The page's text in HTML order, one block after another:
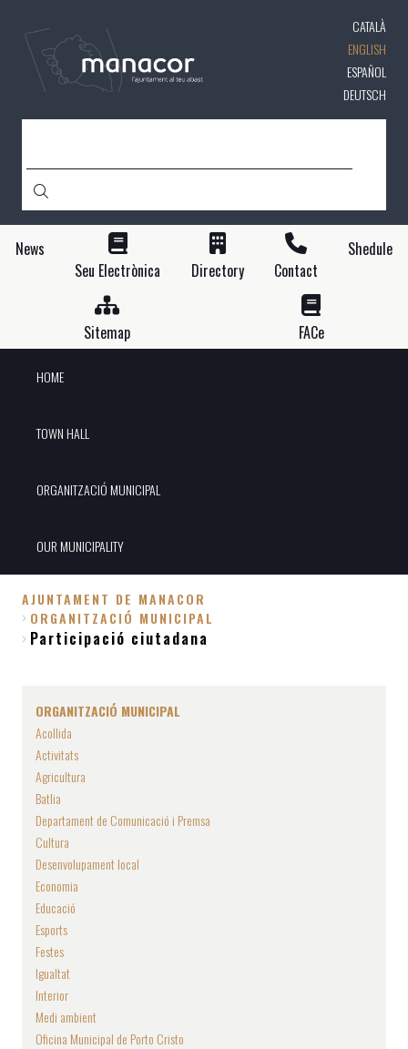
content
CATALÀ
ENGLISH
ESPAÑOL
DEUTSCH
News
Seu Electrònica
Directory Contact
Shedule
Sitemap FACe
HOME
TOWN HALL
ORGANITZACIÓ MUNICIPAL
OUR MUNICIPALITY
Breadcrumb
AJUNTAMENT DE MANACOR
ORGANITZACIÓ MUNICIPAL
Participació ciutadana
ORGANITZACIÓ MUNICIPAL
Acollida
Activitats
Agricultura
Batlia
Departament de Comunicació i Premsa
Cultura
Desenvolupament local
Economia
Educació
Esports
Festes
Igualtat
Interior
Medi ambient
Oficina Municipal de Porto Cristo